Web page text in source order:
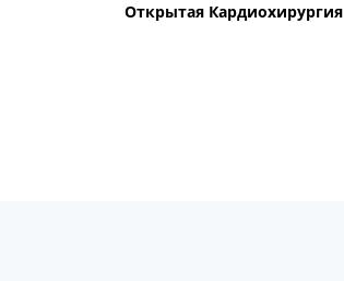
Открытая Кардиохирургия